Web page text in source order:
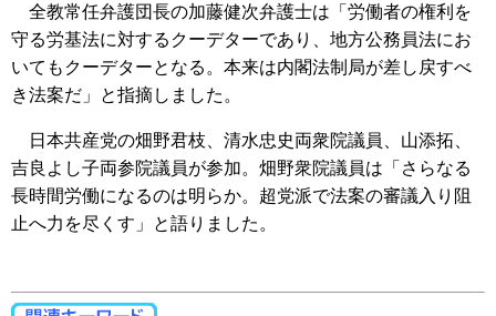
全教常任弁護団長の加藤健次弁護士は「労働者の権利を
守る労基法に対するクーデターであり、地方公務員法にお
いてもクーデターとなる。本来は内閣法制局が差し戻すべ
き法案だ」と指摘しました。
日本共産党の畑野君枝、清水忠史両衆院議員、山添拓、
吉良よし子両参院議員が参加。畑野衆院議員は「さらなる
長時間労働になるのは明らか。超党派で法案の審議入り阻
止へ力を尽くす」と語りました。